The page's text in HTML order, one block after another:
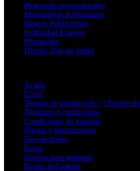
Photocalls personalizados
Mostradores Publicitarios
Marcos Publicitarios
Publicidad Exterior
Promoción
Display Pop-up Stand
Ayuda
Envío
Tiempo de producción: (+Tiempo
Términos y condiciones
Condiciones de garantía
Quejas y devoluciones
Devoluciones
Pagos
Revisar para imprimir
Reglas del boletín